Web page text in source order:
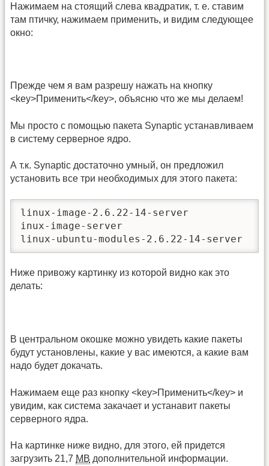
Нажимаем на стоящий слева квадратик, т. е. ставим
там птичку, нажимаем применить, и видим следующее
окно:
Прежде чем я вам разрешу нажать на кнопку
<key>Применить</key>, объясню что же мы делаем!
Мы просто с помощью пакета Synaptic устанавливаем
в систему серверное ядро.
А т.к. Synaptic достаточно умный, он предложил
установить все три необходимых для этого пакета:
linux-image-2.6.22-14-server
inux-image-server
linux-ubuntu-modules-2.6.22-14-server
Ниже привожу картинку из которой видно как это
делать:
В центральном окошке можно увидеть какие пакеты
будут установлены, какие у вас имеются, а какие вам
надо будет докачать.
Нажимаем еще раз кнопку <key>Применить</key> и
увидим, как система закачает и устанавит пакеты
серверного ядра.
На картинке ниже видно, для этого, ей придется
загрузить 21,7 MB дополнительной информации.